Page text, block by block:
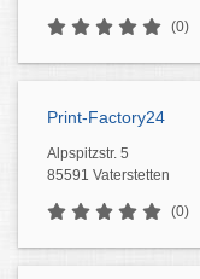
(0)
Print-Factory24
Alpspitzstr. 5
85591 Vaterstetten
(0)